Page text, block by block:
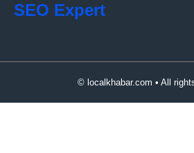
SEO Expert
© localkhabar.com • All